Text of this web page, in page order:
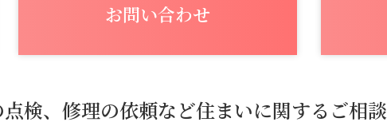
お問い合わせ
検、修理の依頼など住まいに関するご相談